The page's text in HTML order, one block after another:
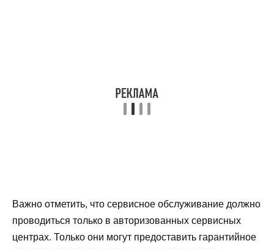
Важно отметить, что сервисное обслуживание должно
проводиться только в авторизованных сервисных
центрах. Только они могут предоставить гарантийное